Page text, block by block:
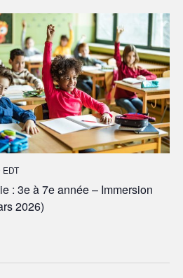
: 3e à 7e année – Immersion
2026)
EDT